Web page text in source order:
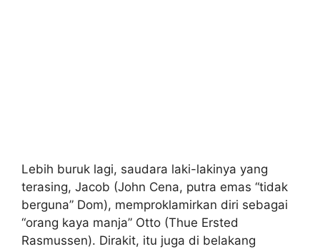
Lebih buruk lagi, saudara laki-lakinya yang
terasing, Jacob (John Cena, putra emas “tidak
berguna” Dom), memproklamirkan diri sebagai
“orang kaya manja” Otto (Thue Ersted
Rasmussen). Dirakit, itu juga di belakang